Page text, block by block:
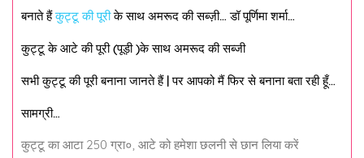
बनाते हैंकुट्टू की पूरीके साथ अमरूद की सब्ज़ी… डॉ पूर्णिमा शर्मा…
कुट्टू के आटे की पूरी (पूड़ी )के साथ अमरूद की सब्जी
सभी कुट्टू की पूरी बनाना जानते हैं | पर आपको मैं फिर से बनाना बता रही हूँ…
सामग्री…
कुट्टू का आटा 250 ग्रा०, आटे को हमेशा छलनी से छान लिया करें